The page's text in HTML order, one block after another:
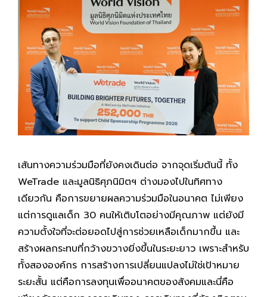
เส้นทางความร่วมมือที่ยังคงเดินต่อ จากจุดเริ่มต้นนี้ ทั้ง
WeTrade และมูลนิธิศุภนิมิตฯ ต่างมองไปในทิศทาง
เดียวกัน คือการขยายผลความร่วมมือในอนาคต ไม่เพียง
แต่การดูแลเด็ก 30 คนให้เติบโตอย่างมีคุณภาพ แต่ยังมี
ความตั้งใจที่จะต่อยอดไปสู่การช่วยเหลือเด็กมากขึ้น และ
สร้างผลกระทบที่กว้างขวางยิ่งขึ้นในระยะยาว เพราะสำหรับ
ทั้งสององค์กร การสร้างการเปลี่ยนแปลงไม่ใช่เป้าหมาย
ระยะสั้น แต่คือการลงทุนเพื่ออนาคตของสังคมและนี่คือ